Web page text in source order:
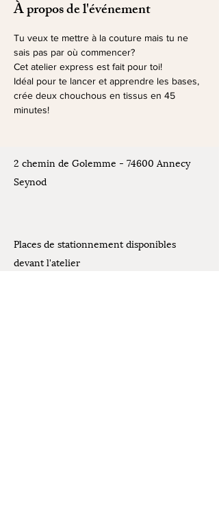
À propos de l'événement
Tu veux te mettre à la couture mais tu ne
sais pas par où commencer?
Cet atelier express est fait pour toi!
Idéal pour te lancer et apprendre les bases,
crée deux chouchous en tissus en 45
minutes!
2 chemin de Golemme - 74600 Annecy
Seynod
Places de stationnement disponibles
devant l'atelier